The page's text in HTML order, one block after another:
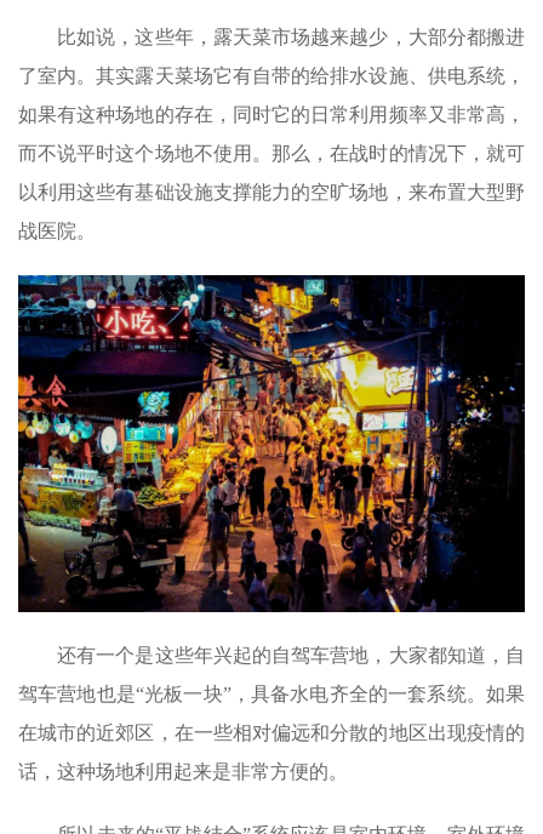
比如说，这些年，露天菜市场越来越少，大部分都搬进
了室内。其实露天菜场它有自带的给排水设施、供电系统，
如果有这种场地的存在，同时它的日常利用频率又非常高，
而不说平时这个场地不使用。那么，在战时的情况下，就可
以利用这些有基础设施支撑能力的空旷场地，来布置大型野
战医院。
还有一个是这些年兴起的自驾车营地，大家都知道，自
驾车营地也是“光板一块”，具备水电齐全的一套系统。如果
在城市的近郊区，在一些相对偏远和分散的地区出现疫情的
话，这种场地利用起来是非常方便的。